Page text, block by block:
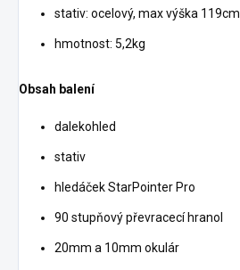
stativ: ocelový, max výška 119cm
hmotnost: 5,2kg
Obsah balení
dalekohled
stativ
hledáček StarPointer Pro
90 stupňový převracecí hranol
20mm a 10mm okulár